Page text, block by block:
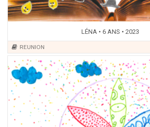
LÉNA • 6 ANS • 2023
REUNION